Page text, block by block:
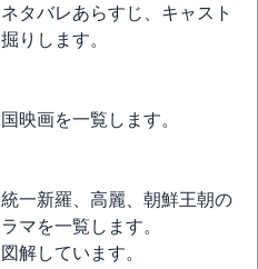
タバレあらすじ、キャスト
りします。
映画を一覧します。
一新羅、高麗、朝鮮王朝の
マを一覧します。
解しています。